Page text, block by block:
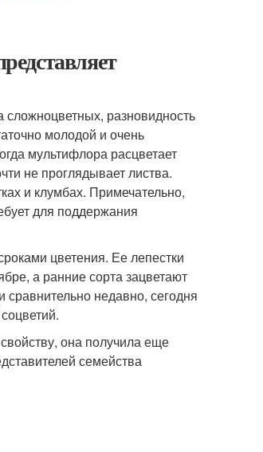
разновидность
молодой и очень
мультифлора расцветает
не проглядывает листва.
и клумбах. Примечательно,
для поддержания
цветения. Ее лепестки
а ранние сорта зацветают
сравнительно недавно, сегодня
она получила еще
семейства